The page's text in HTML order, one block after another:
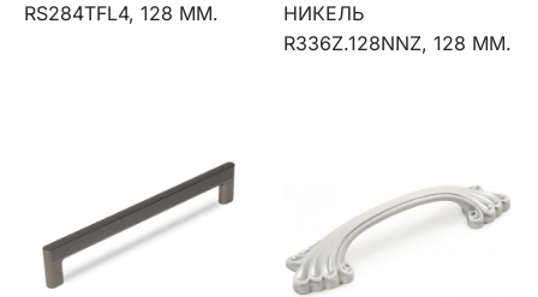
RS284TFL4, 128 ММ.
НИКЕЛЬ
R336Z.128NNZ, 128 ММ.